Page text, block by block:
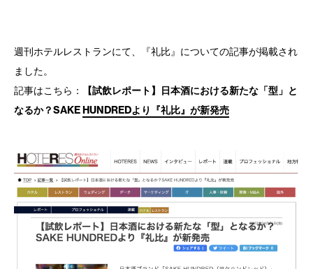
週刊ホテルレストランにて、『礼比』についての記事が掲載され
ました。
記事はこちら：
【試飲レポート】日本酒における新たな「型」と
なるか？SAKE HUNDREDより『礼比』が新発売